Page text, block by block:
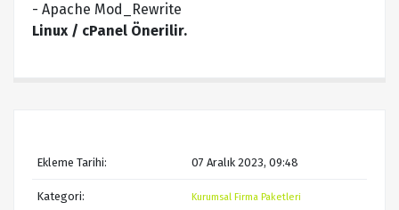
- Apache Mod_Rewrite
Linux / cPanel Önerilir.
Ekleme Tarihi: 07 Aralık 2023, 09:48
Kategori: Kurumsal Firma Paketleri